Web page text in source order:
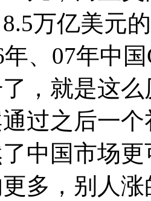
万亿美元
年、07年中
，就是这
过之后一
中国市场
多，别人